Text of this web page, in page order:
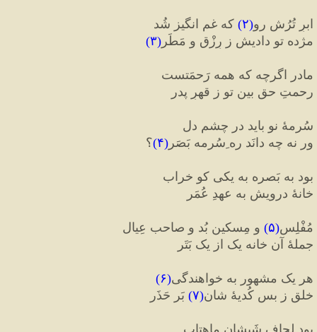
ابرِ تُرُش رو(۲) که غم انگیز شُد
مژده تو دادیش ز رِزْق و مَطَر (۳)
مادر اگرچه که همه رَحمَتست
رحمتِ حق بین تو ز قهرِ پدر
سُرمهٔ نو باید در چشمِ دل
ور نه چه دانَد ره ِسُرمه بَصَر (۴)؟
بود به بَصره به یکی کو خراب
خانهٔ درویش به عهدِ عُمَر
مُفْلِس(۵) و مِسکین بُد و صاحب عِیال
جملهٔ آن خانه یک از یک بَتَر
هر یک مشهور به خواهندگی(۶)
خلق ز بس کُدیهٔ شان(۷) بَر حَذَر
بود لحافِ شَبِشان ماهتاب